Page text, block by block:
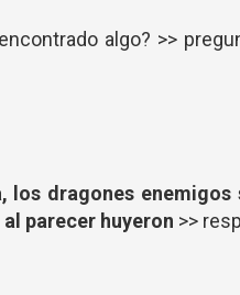
algo? >>
los dragones
parecer huyeron >>